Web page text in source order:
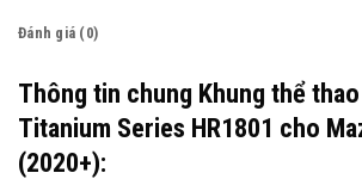
Đánh giá (0)
Thông tin chung Khung thể
Titanium Series HR1801 cho
(2020+):